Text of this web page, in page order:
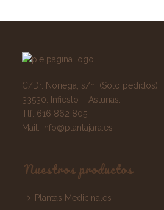
C/Dr. Noriega, s/n. (Solo pedidos)
33530. Infiesto – Asturias.
Tlf: 616 862 805
Mail: info@plantajara.es
Nuestros productos
Plantas Medicinales